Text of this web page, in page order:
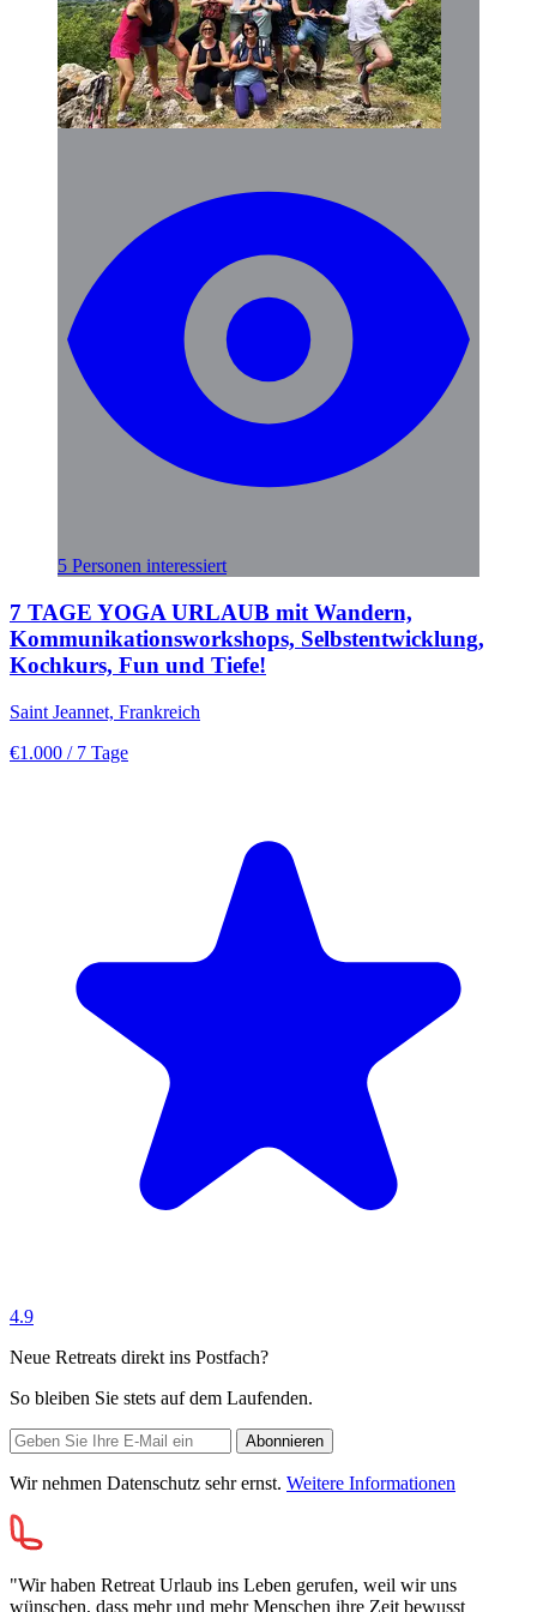
5 Personen interessiert
7 TAGE YOGA URLAUB mit Wandern,
Kommunikationsworkshops, Selbstentwicklung,
Kochkurs, Fun und Tiefe!
Saint Jeannet, Frankreich
€1.000 / 7 Tage
4.9
Neue Retreats direkt ins Postfach?
So bleiben Sie stets auf dem Laufenden.
Wir nehmen Datenschutz sehr ernst. Weitere Informationen
"Wir haben Retreat Urlaub ins Leben gerufen, weil wir uns
wünschen, dass mehr und mehr Menschen ihre Zeit bewusst